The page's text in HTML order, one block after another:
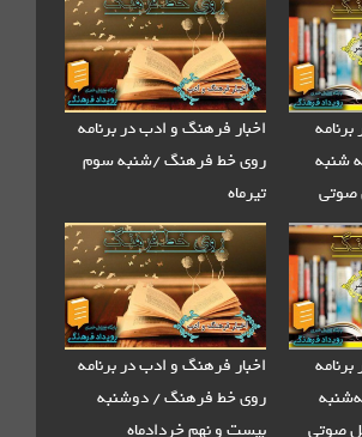
اخبار فرهنگ و ادب در برنامه
روی خط فرهنگ /شنبه سوم
تیرماه
اخبار فرهنگ و ادب در برنامه
روی خط فرهنگ / دوشنبه
بیست و نهم خردادماه